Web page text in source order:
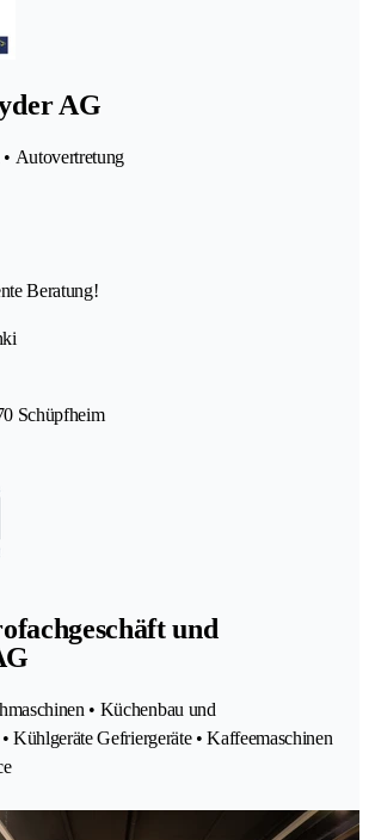
AG
• Autovertretung
Beratung!
Schüpfheim
und
• Küchenbau und
Kühlgeräte Gefriergeräte • Kaffeemaschinen